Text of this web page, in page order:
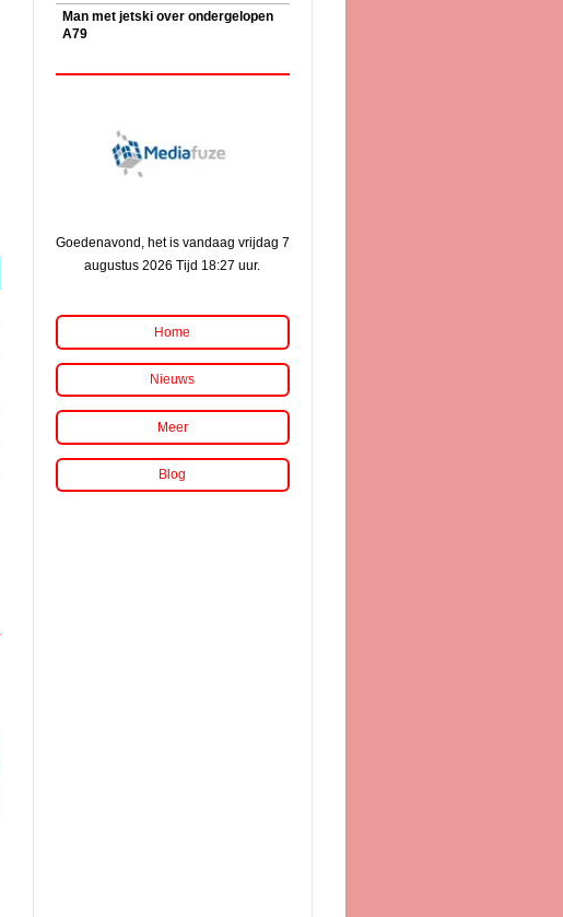
Man met jetski over ondergelopen
A79
Goedenavond, het is vandaag vrijdag 7
augustus 2026 Tijd 18:27 uur.
Home
Nieuws
Meer
Blog